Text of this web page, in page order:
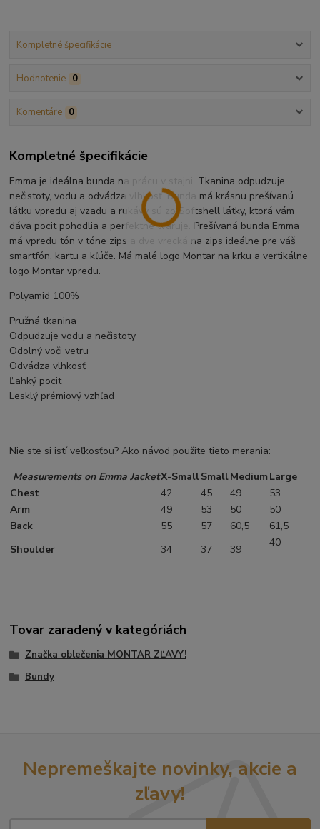
Kompletné špecifikácie
Hodnotenie 0
Komentáre 0
Kompletné špecifikácie
Emma je ideálna bunda na prácu v stajni. Tkanina odpudzuje
nečistoty, vodu a odvádza vlhkosť. Bunda má krásnu prešívanú
látku vpredu aj vzadu a rukávy sú zo Softshell látky, ktorá vám
dáva pocit pohodlia a perfektne tvaruje. Prešívaná bunda Emma
má vpredu tón v tóne zips a dve vrecká na zips ideálne pre váš
smartfón, kartu a kľúče. Má malé logo Montar na krku a vertikálne
logo Montar vpredu.
Polyamid 100%
Pružná tkanina
Odpudzuje vodu a nečistoty
Odolný voči vetru
Odvádza vlhkosť
Ľahký pocit
Lesklý prémiový vzhľad
Nie ste si istí veľkosťou? Ako návod použite tieto merania:
Measurements on Emma JacketX-SmallSmallMediumLarge
Chest
42 45 49
53
Arm
49 53 50
50
Back
55 57 60,5
61,5
Shoulder
34 37 39
40
Tovar zaradený v kategóriách
Značka oblečenia MONTAR ZĽAVY!
Bundy
Nepremeškajte novinky, akcie a
zľavy!